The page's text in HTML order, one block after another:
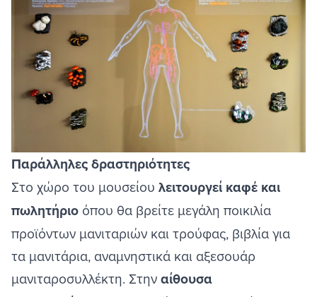
Παράλληλες δραστηριότητες
Στο χώρο του μουσείου λειτουργεί καφέ και
πωλητήριο όπου θα βρείτε μεγάλη ποικιλία
προϊόντων μανιταριών και τρούφας, βιβλία για
τα μανιτάρια, αναμνηστικά και αξεσουάρ
μανιταροσυλλέκτη. Στηναίθουσα